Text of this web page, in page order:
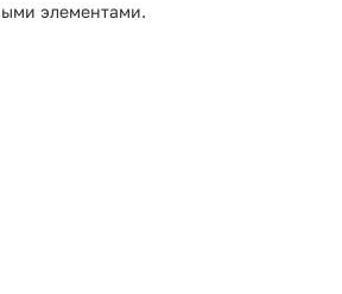
элементами.